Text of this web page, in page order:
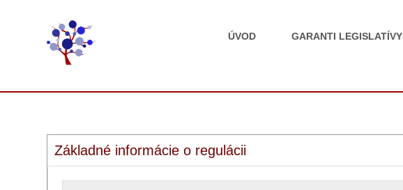
ÚVOD GARANTI LEGISLATÍVY
Základné informácie o regulácii